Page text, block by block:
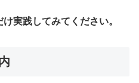
実践してみてください。